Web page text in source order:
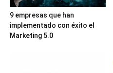
9 empresas que han
implementado con éxito el
Marketing 5.0